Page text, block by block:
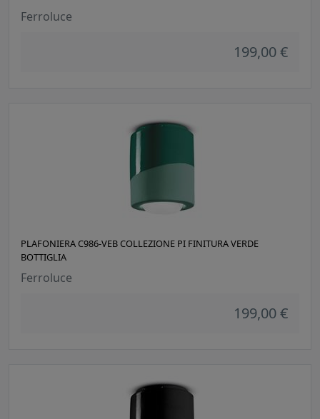
Ferroluce
199,00 €
PLAFONIERA C986-VEB COLLEZIONE PI FINITURA VERDE
BOTTIGLIA
Ferroluce
199,00 €